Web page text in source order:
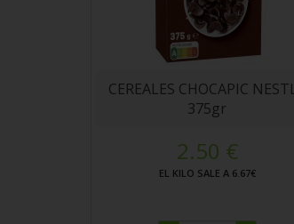
CEREALES CHOCAPIC
375gr
2.50 €
EL KILO SALE A 6.67€